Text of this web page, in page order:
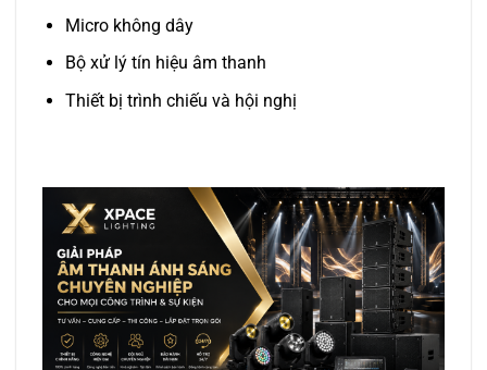
Micro không dây
Bộ xử lý tín hiệu âm thanh
Thiết bị trình chiếu và hội nghị